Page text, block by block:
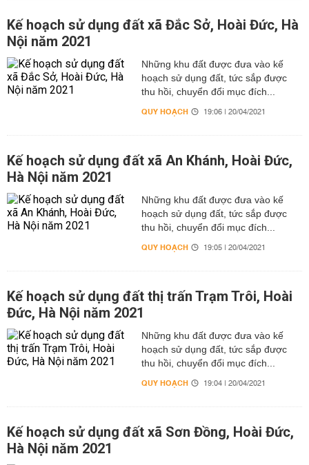
Kế hoạch sử dụng đất xã Đắc Sở, Hoài Đức, Hà
Nội năm 2021
Những khu đất được đưa vào kế
hoạch sử dụng đất, tức sắp được
thu hồi, chuyển đổi mục đích...
QUY HOẠCH 19:06 | 20/04/2021
Kế hoạch sử dụng đất xã An Khánh, Hoài Đức,
Hà Nội năm 2021
Những khu đất được đưa vào kế
hoạch sử dụng đất, tức sắp được
thu hồi, chuyển đổi mục đích...
QUY HOẠCH 19:05 | 20/04/2021
Kế hoạch sử dụng đất thị trấn Trạm Trôi, Hoài
Đức, Hà Nội năm 2021
Những khu đất được đưa vào kế
hoạch sử dụng đất, tức sắp được
thu hồi, chuyển đổi mục đích...
QUY HOẠCH 19:04 | 20/04/2021
Kế hoạch sử dụng đất xã Sơn Đồng, Hoài Đức,
Hà Nội năm 2021